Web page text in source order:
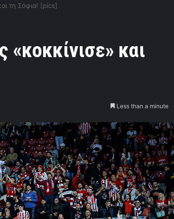
τη Σόφια! [pics]
«κοκκίνισε» και
Less than a minute